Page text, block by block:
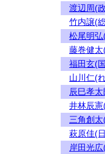
渡辺周(
竹内譲(
松尾明
藤巻健
福田玄(
山川仁(
辰巳孝
井林辰
三角創
萩原佳(
岸田光